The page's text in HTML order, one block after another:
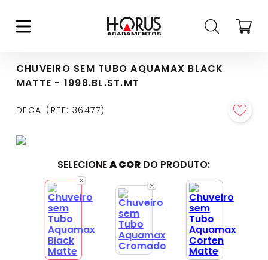
CHUVEIRO SEM TUBO AQUAMAX BLACK
MATTE - 1998.BL.ST.MT
DECA REF: 36477
SELECIONEA COR DO PRODUTO: